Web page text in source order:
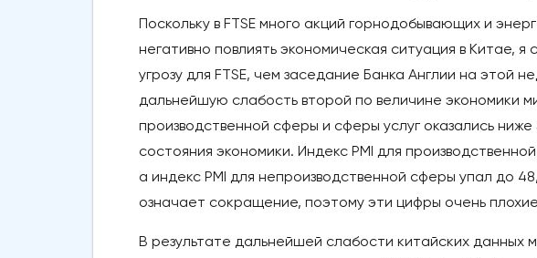
Поскольку в FTSE много акций горнодобывающих и
негативно повлиять экономическая ситуация в Китае,
угрозу для FTSE, чем заседание Банка Англии на этой
дальнейшую слабость второй по величине экономики
производственной сферы и сферы услуг оказались
состояния экономики. Индекс PMI для
а индекс PMI для непроизводственной сферы упал до
означает сокращение, поэтому эти цифры очень
В результате дальнейшей слабости китайских